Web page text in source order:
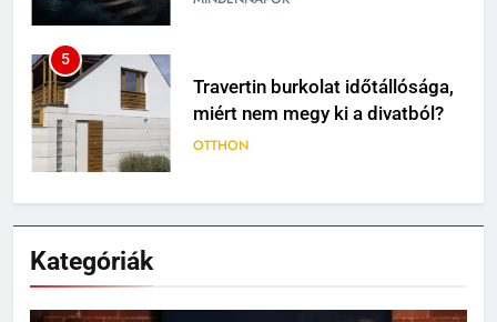
5
Travertin burkolat időtállósága,
miért nem megy ki a divatból?
OTTHON
6
Kategóriák